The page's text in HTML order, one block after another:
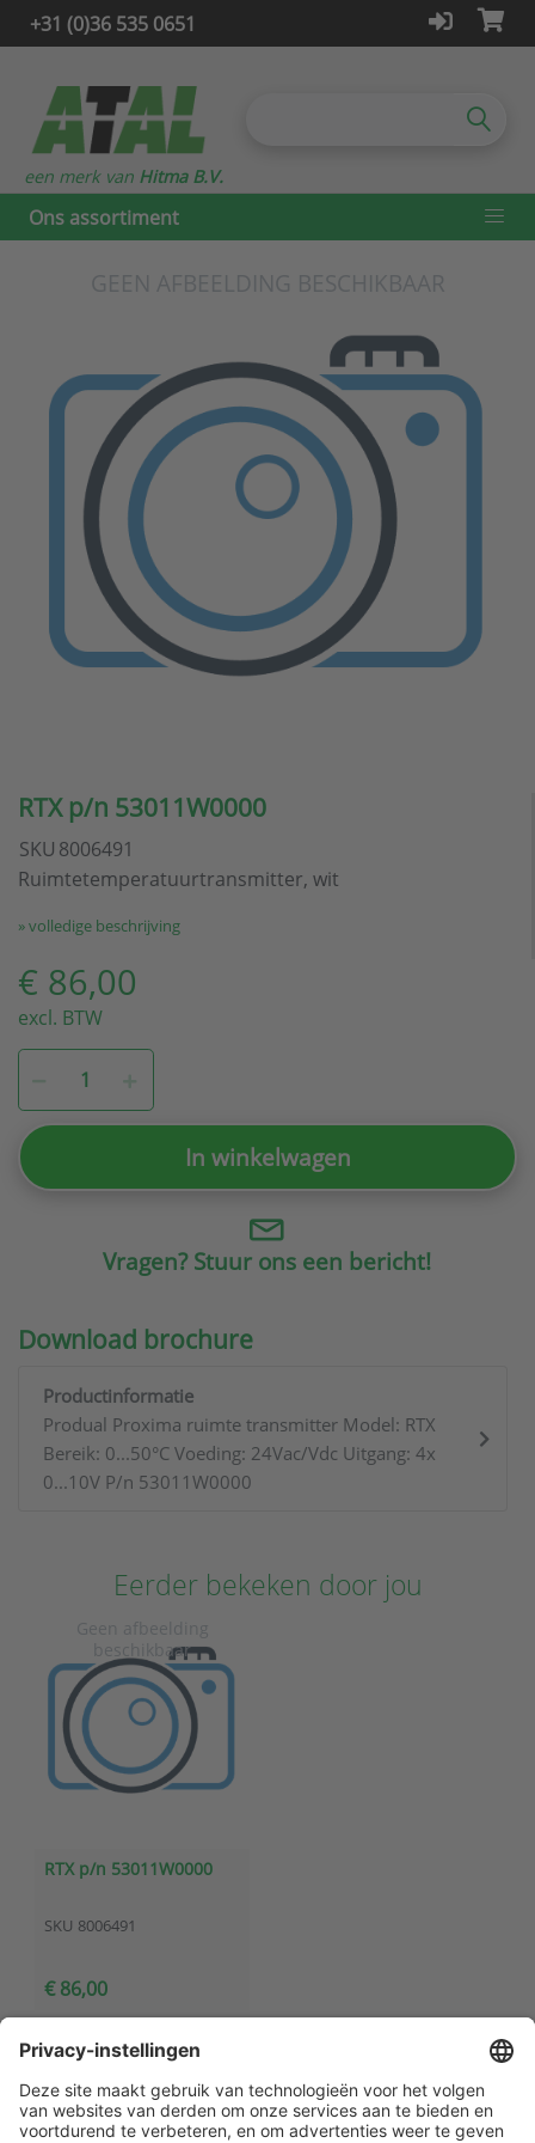
+31 (0)36 535 0651
Ons assortiment
een merk van Hitma B.V.
RTX p/n 53011W0000
SKU 8006491
Ruimtetemperatuurtransmitter, wit
» volledige beschrijving
€ 86,00
excl. BTW
In winkelwagen
Vragen? Stuur ons een bericht!
Download brochure
Productinformatie
Produal Proxima ruimte transmitter Model: RTX
Bereik: 0...50°C Voeding: 24Vac/Vdc Uitgang: 4x
0...10V P/n 53011W0000
Eerder bekeken door jou
RTX p/n 53011W0000
SKU 8006491
€ 86,00
Klantenservice